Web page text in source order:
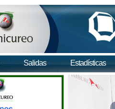
Salidas Estadísticas